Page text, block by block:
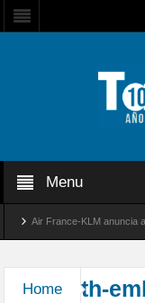
Menu
Air France-KLM anuncia a
Home th-